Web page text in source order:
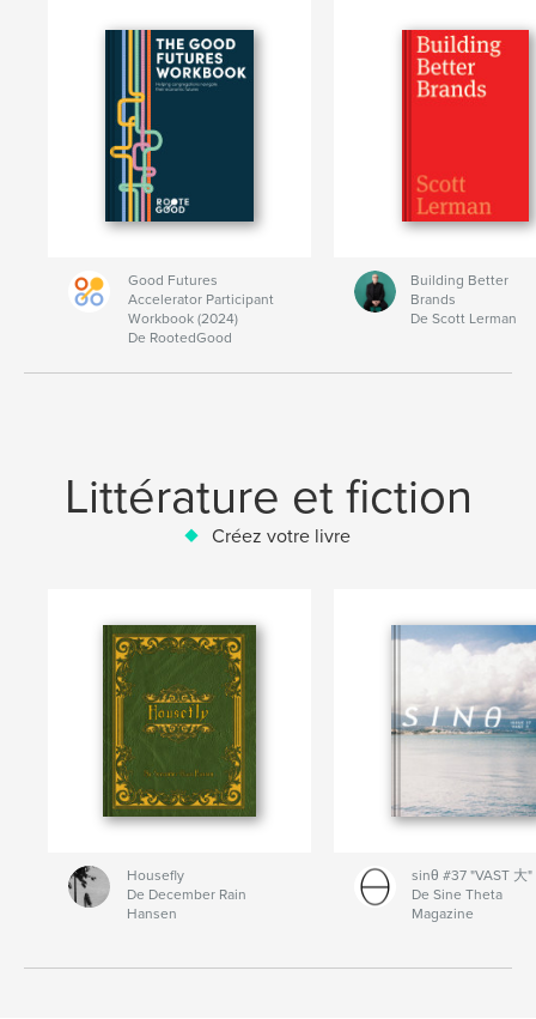
Good Futures
Accelerator Participant
Workbook (2024)
De RootedGood
Building Better
Brands
De Scott Lerman
Littérature et fiction
Créez votre livre
Housefly
De December Rain
Hansen
sinθ #37 "VAST 大"
De Sine Theta
Magazine